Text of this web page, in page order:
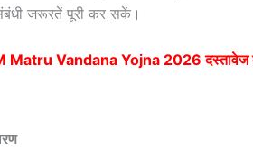
जरूरतें पूरी कर सकें।
Matru Vandana Yojna 2026 दस्तावेज